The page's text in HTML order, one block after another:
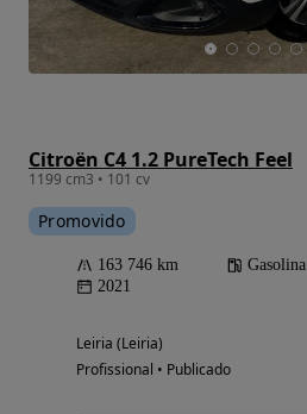
Citroën C4 1.2 PureTech Feel
1199 cm3 • 101 cv
Promovido
163 746 km Gasolina
2021
Leiria (Leiria)
Profissional • Publicado